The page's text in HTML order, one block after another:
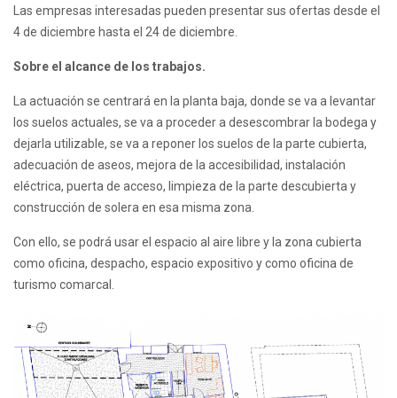
Las empresas interesadas pueden presentar sus ofertas desde el
4 de diciembre hasta el 24 de diciembre.
Sobre el alcance de los trabajos.
La actuación se centrará en la planta baja, donde se va a levantar
los suelos actuales, se va a proceder a desescombrar la bodega y
dejarla utilizable, se va a reponer los suelos de la parte cubierta,
adecuación de aseos, mejora de la accesibilidad, instalación
eléctrica, puerta de acceso, limpieza de la parte descubierta y
construcción de solera en esa misma zona.
Con ello, se podrá usar el espacio al aire libre y la zona cubierta
como oficina, despacho, espacio expositivo y como oficina de
turismo comarcal.